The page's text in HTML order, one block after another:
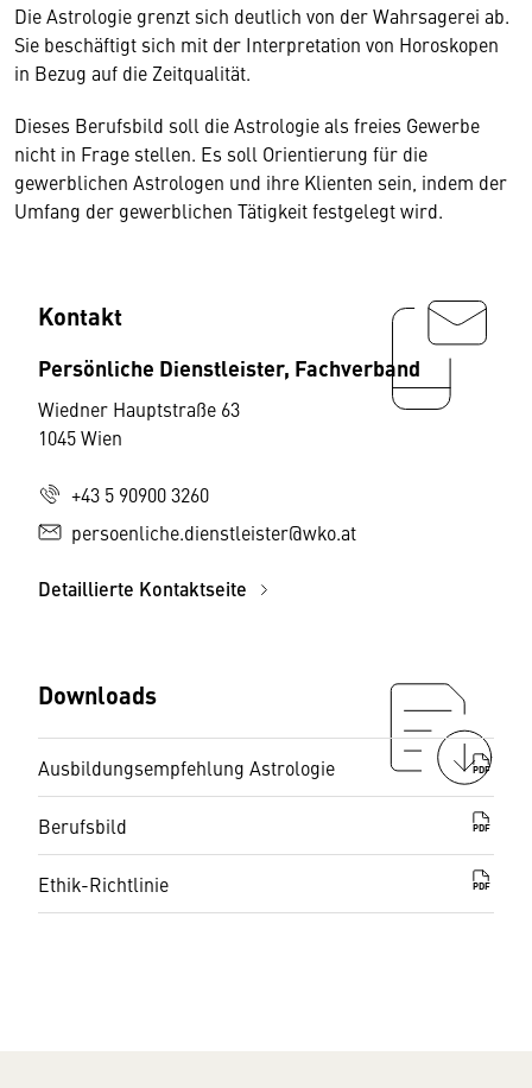
Die Astrologie grenzt sich deutlich von der Wahrsagerei ab.
Sie beschäftigt sich mit der Interpretation von Horoskopen
in Bezug auf die Zeitqualität.
Dieses Berufsbild soll die Astrologie als freies Gewerbe
nicht in Frage stellen. Es soll Orientierung für die
gewerblichen Astrologen und ihre Klienten sein, indem der
Umfang der gewerblichen Tätigkeit festgelegt wird.
Kontakt
Persönliche Dienstleister, Fachverband
Wiedner Hauptstraße 63
1045 Wien
+43 5 90900 3260
persoenliche.dienstleister@wko.at
Detaillierte Kontaktseite
Downloads
Ausbildungsempfehlung Astrologie PDF
Berufsbild PDF
Ethik-Richtlinie PDF